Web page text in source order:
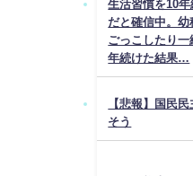
生活習慣を10
だと確信中。
ごっこしたり
年続けた結果…
【悲報】国民
そう